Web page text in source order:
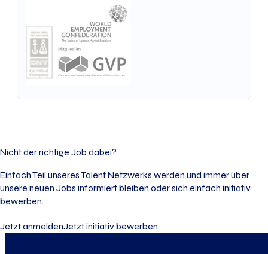
Nicht der richtige Job dabei?
Einfach Teil unseres Talent Netzwerks werden und immer über
unsere neuen Jobs informiert bleiben oder sich einfach initiativ
bewerben.
Jetzt anmeldenJetzt initiativ bewerben